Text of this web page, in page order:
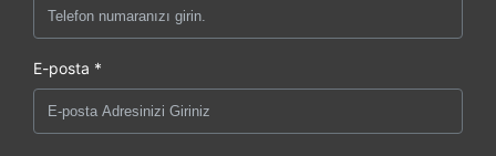
E-posta *